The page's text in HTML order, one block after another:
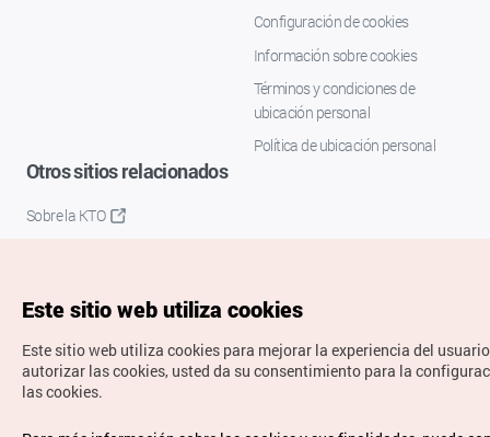
Configuración de cookies
Información sobre cookies
Términos y condiciones de
ubicación personal
Política de ubicación personal
Otros sitios relacionados
Sobre la KTO
Copyrights © Organización de Turismo de Corea. Todos los
Este sitio web utiliza cookies
Este sitio web utiliza cookies para mejorar la experiencia del
autorizar las cookies, usted da su consentimiento para la
las cookies.